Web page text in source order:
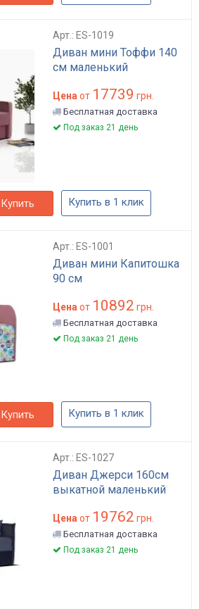
Арт.: ES-1019
Диван мини Тоффи 140
см маленький
Цена от 17739 грн.
Бесплатная доставка
Под заказ 21 день
Купить Купить в 1 клик
Арт.: ES-1001
Диван мини Капитошка
90 см
Цена от 10892 грн.
Бесплатная доставка
Под заказ 21 день
Купить Купить в 1 клик
Арт.: ES-1027
Диван Джерси 160см
выкатной маленький
Цена от 19762 грн.
Бесплатная доставка
Под заказ 21 день